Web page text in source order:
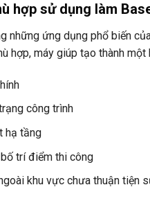
hợp sử dụng làm
những ứng dụng phổ biến
hợp, máy giúp tạo thành
công trình
hạ tầng
trí điểm thi công
khu vực chưa thuận tiện